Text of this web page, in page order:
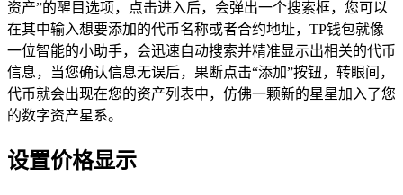
资产”的醒目选项，点击进入后，会弹出一个搜索框，您可以
在其中输入想要添加的代币名称或者合约地址，TP钱包就像
一位智能的小助手，会迅速自动搜索并精准显示出相关的代币
信息，当您确认信息无误后，果断点击“添加”按钮，转眼间，
代币就会出现在您的资产列表中，仿佛一颗新的星星加入了您
的数字资产星系。
设置价格显示